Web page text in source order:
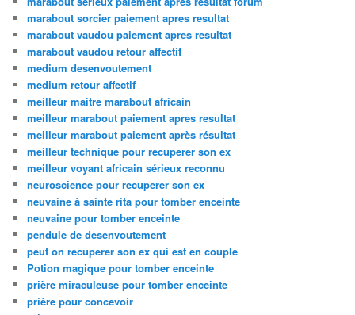
marabout sorcier paiement apres resultat
marabout vaudou paiement apres resultat
marabout vaudou retour affectif
medium desenvoutement
medium retour affectif
meilleur maitre marabout africain
meilleur marabout paiement apres resultat
meilleur marabout paiement après résultat
meilleur technique pour recuperer son ex
meilleur voyant africain sérieux reconnu
neuroscience pour recuperer son ex
neuvaine à sainte rita pour tomber enceinte
neuvaine pour tomber enceinte
pendule de desenvoutement
peut on recuperer son ex qui est en couple
Potion magique pour tomber enceinte
prière miraculeuse pour tomber enceinte
prière pour concevoir